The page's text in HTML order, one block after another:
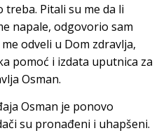
Pitali su me da li
napale, odgovorio sam
odveli u Dom zdravlja,
pomoć i izdata uputnica za
Osman.
Osman je ponovo
su pronađeni i uhapšeni.